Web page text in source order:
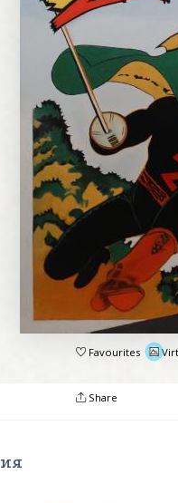
Favourites
Share